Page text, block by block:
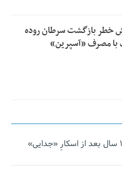
خطر بازگشت سرطان روده
با مصرف «آسپرین»
نجات‌دهنده‌ همچنان در آیینه است/ ۱۴ سال بعد از اسکارِ «جدایی»